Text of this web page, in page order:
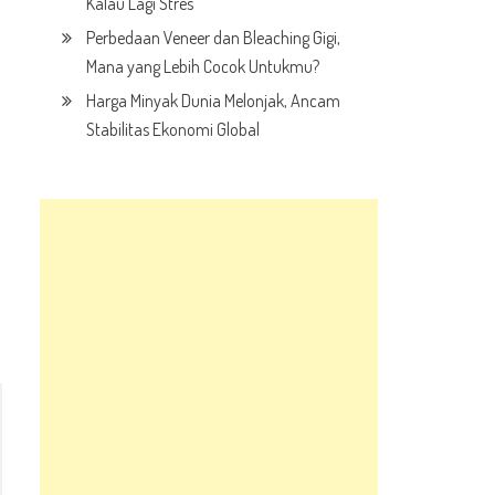
Perbedaan Veneer dan Bleaching Gigi,
Mana yang Lebih Cocok Untukmu?
Harga Minyak Dunia Melonjak, Ancam
Stabilitas Ekonomi Global